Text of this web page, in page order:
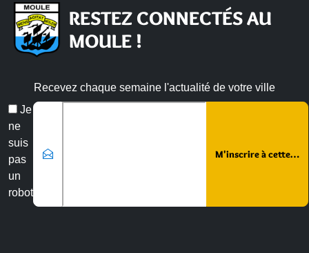
RESTEZ CONNECTÉS AU
MOULE !
Recevez chaque semaine l'actualité de votre ville
Je
ne
suis
pas
un
robot
Veuillez laisser ce champ vide :
Email